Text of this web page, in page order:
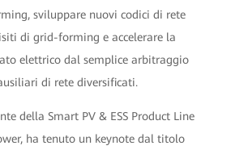
sviluppare nuovi codici di rete
di grid-forming e accelerare la
elettrico dal semplice arbitraggio
di rete diversificati.
della Smart PV & ESS Product Line
ha tenuto un keynote dal titolo